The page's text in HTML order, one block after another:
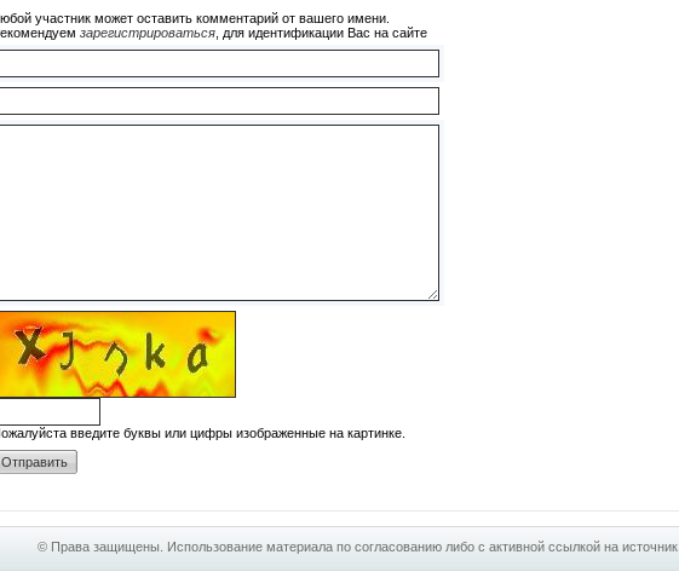
участник может оставить комментарий от вашего имени.
зарегистрироваться , для идентификации Вас на сайте
введите буквы или цифры изображенные на картинке.
© Права защищены. Использование материала по согласованию либо с активной ссылкой на источник